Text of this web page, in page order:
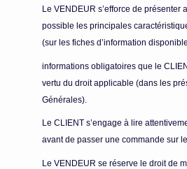
Le VENDEUR s’efforce de présenter
possible les principales
(sur les fiches d’information
informations obligatoires que le
vertu du droit applicable (dans les
Générales).
Le CLIENT s’engage à lire
avant de passer une commande sur
Le VENDEUR se réserve le droit de